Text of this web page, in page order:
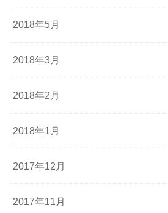
2018年5月
2018年3月
2018年2月
2018年1月
2017年12月
2017年11月